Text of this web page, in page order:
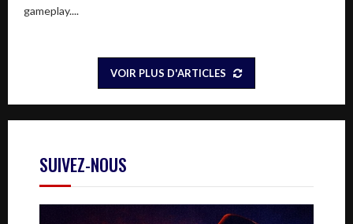
gameplay....
VOIR PLUS D'ARTICLES
SUIVEZ-NOUS